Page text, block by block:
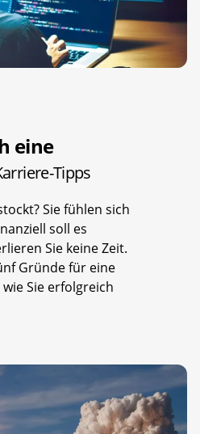
eine
Tipps
Sie fühlen sich
soll es
Sie keine Zeit.
Gründe für eine
Sie erfolgreich